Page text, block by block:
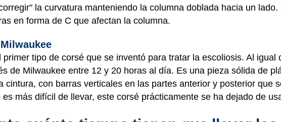
la curvatura manteniendo la columna doblada hacia un
en forma de C que afectan la columna.
primer tipo de corsé que se inventó para tratar la escoliosis. Al
de Milwaukee entre 12 y 20 horas al día. Es una pieza sólida de
cintura, con barras verticales en las partes anterior y posterior que
es más difícil de llevar, este corsé prácticamente se ha dejado de